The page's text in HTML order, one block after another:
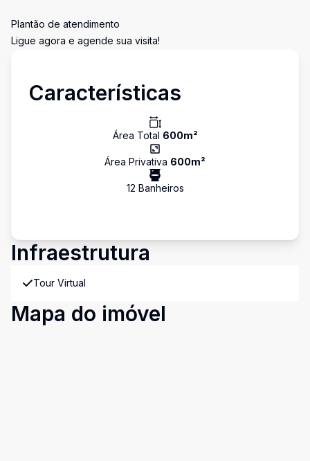
Plantão de atendimento
Ligue agora e agende sua visita!
Características
Área Total 600m²
Área Privativa 600m²
12 Banheiros
Infraestrutura
Tour Virtual
Mapa do imóvel